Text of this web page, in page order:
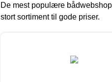
De mest populære
stort sortiment til gode priser.